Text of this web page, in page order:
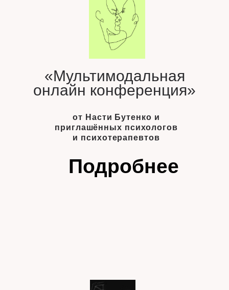
«Мультимодальная
онлайн конференция»
от Насти Бутенко и
приглашённых психологов
и психотерапевтов
Подробнее